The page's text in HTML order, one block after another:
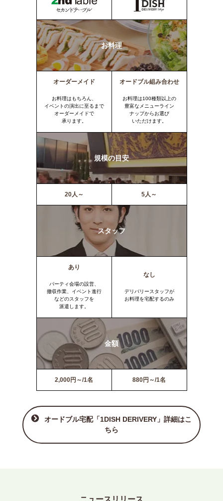
お料理
オーダーメイド
お料理はもちろん、
イベントの演出に至るまで
オーダーメイドで
承ります。
オードブル組み合わせ
お料理は100種類以上の
豊富なメニューライン
ナップからお選び
いただけます。
規模の目安
20人～ 5人～
スタッフ
あり
パーティ会場の設営、
撤収作業、イベント進行
などのスタッフを
派遣します。
なし
デリバリースタッフが
お料理を宅配するのみ
金額
2,000円～/1名 880円～/1名
オードブル宅配「1DISH DERIVERY」詳細はこ
ちら